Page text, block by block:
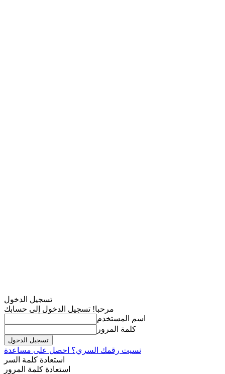
تسجيل الدخول
مرحبا! تسجيل الدخول إلى حسابك
اسم المستخدم
كلمة المرور
نسيت رقمك السري؟ احصل على مساعدة
استعادة كلمة السر
استعادة كلمة المرور